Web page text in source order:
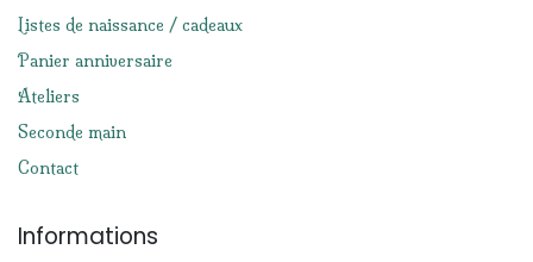
Listes de naissance / cadeaux
Panier anniversaire
Ateliers
Seconde main
Contact
Informations